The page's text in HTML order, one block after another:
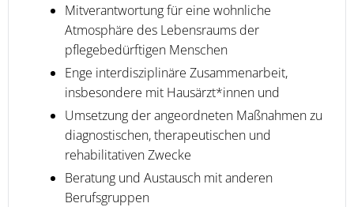
Mitverantwortung für eine wohnliche
Atmosphäre des Lebensraums der
pflegebedürftigen Menschen
Enge interdisziplinäre Zusammenarbeit,
insbesondere mit Hausärzt*innen und
Umsetzung der angeordneten Maßnahmen zu
diagnostischen, therapeutischen und
rehabilitativen Zwecke
Beratung und Austausch mit anderen
Berufsgruppen